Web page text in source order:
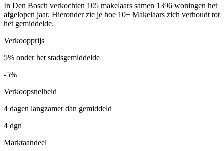
In Den Bosch verkochten 105 makelaars samen 1396 woningen het
afgelopen jaar. Hieronder zie je hoe 10+ Makelaars zich verhoudt tot
het gemiddelde.
Verkoopprijs
5% onder het stadsgemiddelde
-5%
Verkoopsnelheid
4 dagen langzamer dan gemiddeld
4 dgn
Marktaandeel